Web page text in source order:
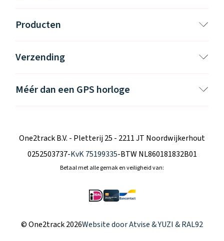
Klantenservice
Producten
Verzending
Méér dan een GPS horloge
© One2track 2026Website doorAtvise&YUZI & RAL92
Betaal met alle gemak en veiligheid van:
One2track B.V. - Pletterij 25 - 2211 JT Noordwijkerhout
0252503737-KvK 75199335-BTW NL860181832B01